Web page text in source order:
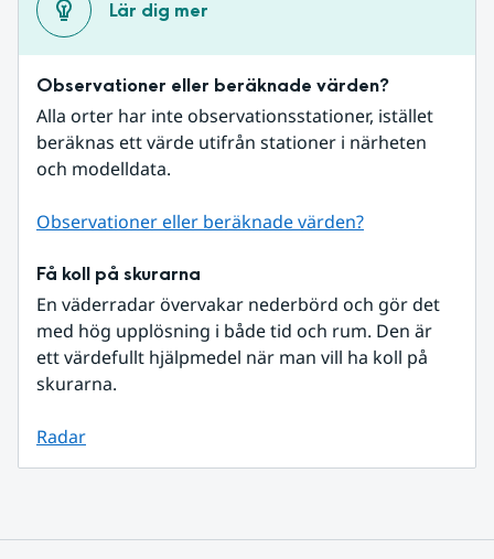
Lär dig mer
Observationer eller beräknade värden?
Alla orter har inte observationsstationer, istället
beräknas ett värde utifrån stationer i närheten
och modelldata.
Observationer eller beräknade värden?
Få koll på skurarna
En väderradar övervakar nederbörd och gör det
med hög upplösning i både tid och rum. Den är
ett värdefullt hjälpmedel när man vill ha koll på
skurarna.
Radar